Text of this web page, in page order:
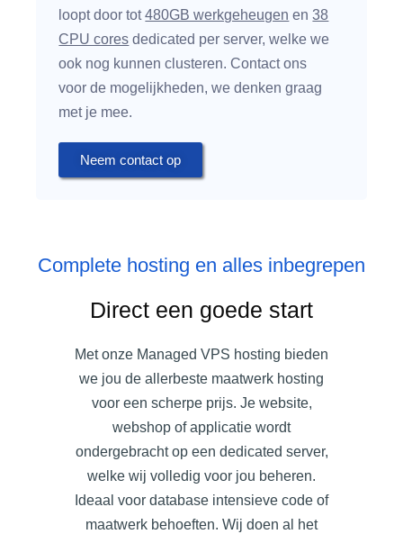
loopt door tot480GB werkgeheugen en38
CPU cores dedicated per server, welke we
ook nog kunnen clusteren. Contact ons
voor de mogelijkheden, we denken graag
met je mee.
Neem contact op
Complete hosting en alles inbegrepen
Direct een goede start
Met onze Managed VPS hosting bieden
we jou de allerbeste maatwerk hosting
voor een scherpe prijs. Je website,
webshop of applicatie wordt
ondergebracht op een dedicated server,
welke wij volledig voor jou beheren.
Ideaal voor database intensieve code of
maatwerk behoeften. Wij doen al het